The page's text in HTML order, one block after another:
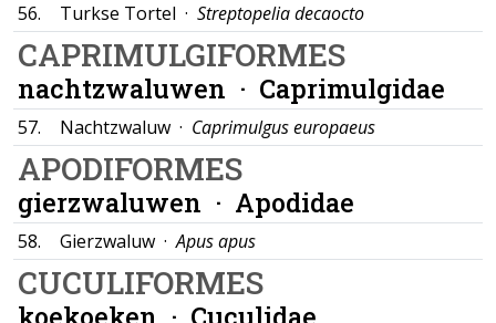
56.
Turkse Tortel · Streptopelia decaocto
CAPRIMULGIFORMES
nachtzwaluwen · Caprimulgidae
57. Nachtzwaluw · Caprimulgus europaeus
APODIFORMES
gierzwaluwen · Apodidae
58. Gierzwaluw ·Apus apus
CUCULIFORMES
koekoeken · Cuculidae